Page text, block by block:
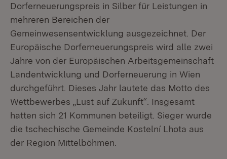
Dorferneuerungspreis in Silber für Leistungen in
mehreren Bereichen der
Gemeinwesensentwicklung ausgezeichnet. Der
Europäische Dorferneuerungspreis wird alle zwei
Jahre von der Europäischen Arbeitsgemeinschaft
Landentwicklung und Dorferneuerung in Wien
durchgeführt. Dieses Jahr lautete das Motto des
Wettbewerbes „Lust auf Zukunft“. Insgesamt
hatten sich 21 Kommunen beteiligt. Sieger wurde
die tschechische Gemeinde Kostelní Lhota aus
der Region Mittelböhmen.